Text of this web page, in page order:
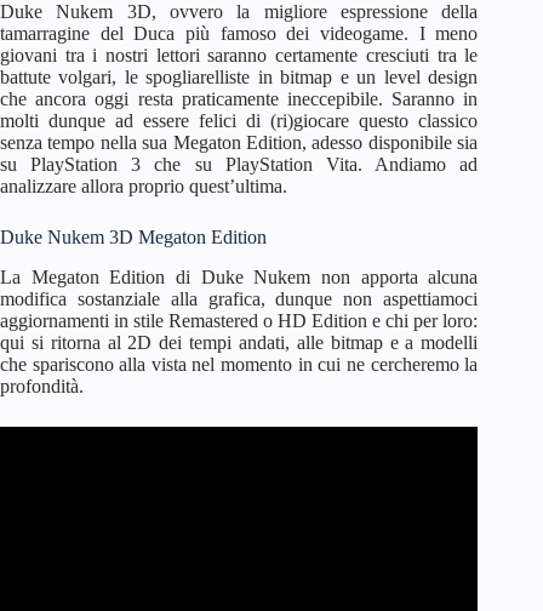
Duke Nukem 3D, ovvero la migliore espressione della
tamarragine del Duca più famoso dei videogame. I meno
giovani tra i nostri lettori saranno certamente cresciuti tra le
battute volgari, le spogliarelliste in bitmap e un level design
che ancora oggi resta praticamente ineccepibile. Saranno in
molti dunque ad essere felici di (ri)giocare questo classico
senza tempo nella sua Megaton Edition, adesso disponibile sia
su PlayStation 3 che su PlayStation Vita. Andiamo ad
analizzare allora proprio quest’ultima.
Duke Nukem 3D Megaton Edition
La Megaton Edition di Duke Nukem non apporta alcuna
modifica sostanziale alla grafica, dunque non aspettiamoci
aggiornamenti in stile Remastered o HD Edition e chi per loro:
qui si ritorna al 2D dei tempi andati, alle bitmap e a modelli
che spariscono alla vista nel momento in cui ne cercheremo la
profondità.